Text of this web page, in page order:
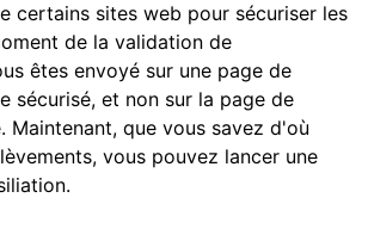
certains sites web pour sécuriser les
de la validation de
êtes envoyé sur une page de
sécurisé, et non sur la page de
Maintenant, que vous savez d'où
vous pouvez lancer une